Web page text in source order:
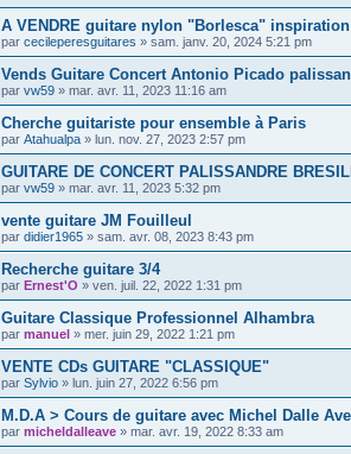
A VENDRE guitare nylon "Borlesca"
par cecileperesguitares » sam. janv. 20, 2024 5:21 pm
Vends Guitare Concert Antonio Picado
par vw59 » mar. avr. 11, 2023 11:16 am
Cherche guitariste pour ensemble à Paris
par Atahualpa » lun. nov. 27, 2023 2:57 pm
GUITARE DE CONCERT PALISSANDRE
par vw59 » mar. avr. 11, 2023 5:32 pm
vente guitare JM Fouilleul
par didier1965 » sam. avr. 08, 2023 8:43 pm
Recherche guitare 3/4
par Ernest'O » ven. juil. 22, 2022 1:31 pm
Guitare Classique Professionnel Alhambra
par manuel » mer. juin 29, 2022 1:21 pm
VENTE CDs GUITARE "CLASSIQUE"
par Sylvio » lun. juin 27, 2022 6:56 pm
M.D.A > Cours de guitare avec Michel Dalle
par micheldalleave » mar. avr. 19, 2022 8:33 am